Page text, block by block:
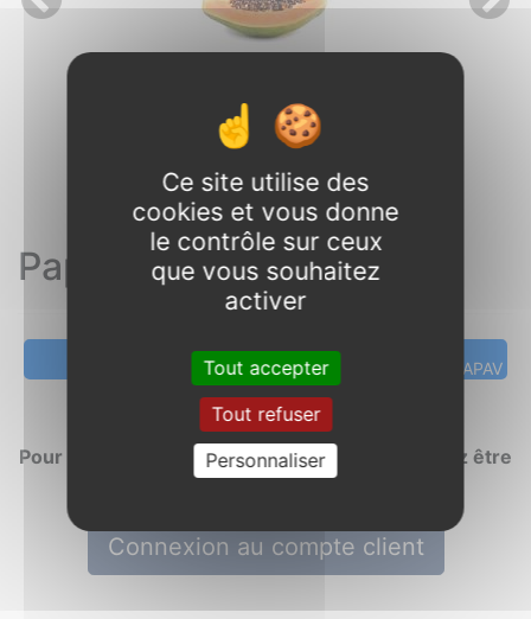
Papaye avion Colombie
réf : PAPAV
Pour créer ou compléter votre devis vous devez être
connecté
Connexion au compte client
Ce site utilise des
cookies et vous donne
le contrôle sur ceux
que vous souhaitez
activer
Tout accepter
Tout refuser
Personnaliser